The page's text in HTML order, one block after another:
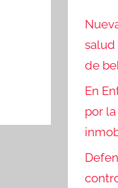
salud
de
En
por